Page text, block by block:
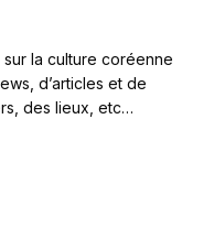
la culture coréenne
d’articles et de
des lieux, etc…